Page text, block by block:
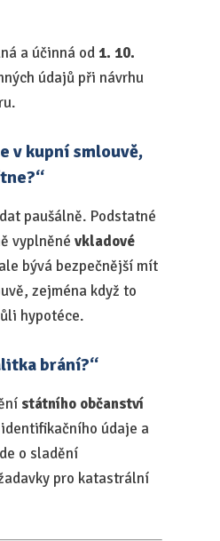
a účinná od 1. 10.
údajů při návrhu
v kupní smlouvě,
paušálně. Podstatné
vyplněné vkladové
bývá bezpečnější mít
zejména když to
hypotéce.
brání?“
státního občanství
údaje a
o sladění
pro katastrální